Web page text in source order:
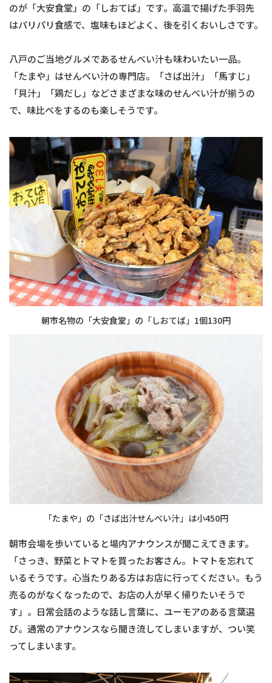
のが「大安食堂」の「しおてば」です。高温で揚げた手羽先
はパリパリ食感で、塩味もほどよく、後を引くおいしさです。
八戸のご当地グルメであるせんべい汁も味わいたい一品。
「たまや」はせんべい汁の専門店。「さば出汁」「馬すじ」
「貝汁」「鶏だし」などさまざまな味のせんべい汁が揃うの
で、味比べをするのも楽しそうです。
朝市名物の「大安食堂」の「しおてば」1個130円
「たまや」の「さば出汁せんべい汁」は小450円
朝市会場を歩いていると場内アナウンスが聞こえてきます。
「さっき、野菜とトマトを買ったお客さん。トマトを忘れて
いるそうです。心当たりある方はお店に行ってください。もう
売るのがなくなったので、お店の人が早く帰りたいそうで
す」。日常会話のような話し言葉に、ユーモアのある言葉選
び。通常のアナウンスなら聞き流してしまいますが、つい笑
ってしまいます。